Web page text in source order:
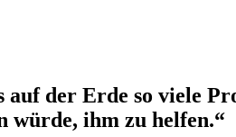
der Erde so viele
würde, ihm zu helfen.“